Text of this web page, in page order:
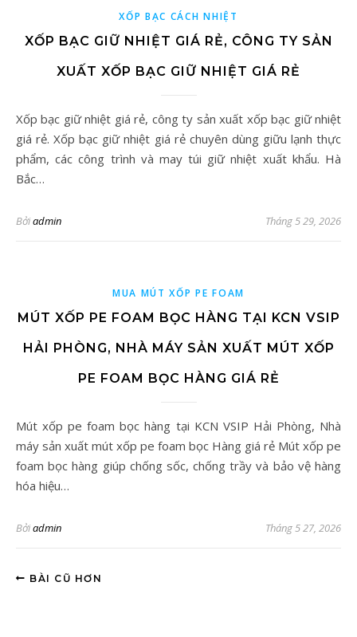
XỐP BẠC CÁCH NHIỆT
XỐP BẠC GIỮ NHIỆT GIÁ RẺ, CÔNG TY SẢN
XUẤT XỐP BẠC GIỮ NHIỆT GIÁ RẺ
Xốp bạc giữ nhiệt giá rẻ, công ty sản xuất xốp bạc giữ nhiệt
giá rẻ. Xốp bạc giữ nhiệt giá rẻ chuyên dùng giữu lạnh thực
phẩm, các công trình và may túi giữ nhiệt xuất khẩu. Hà
Bắc…
Bởiadmin Tháng 5 29, 2026
MUA MÚT XỐP PE FOAM
MÚT XỐP PE FOAM BỌC HÀNG TẠI KCN VSIP
HẢI PHÒNG, NHÀ MÁY SẢN XUẤT MÚT XỐP
PE FOAM BỌC HÀNG GIÁ RẺ
Mút xốp pe foam bọc hàng tại KCN VSIP Hải Phòng, Nhà
máy sản xuất mút xốp pe foam bọc Hàng giá rẻ Mút xốp pe
foam bọc hàng giúp chống sốc, chống trầy và bảo vệ hàng
hóa hiệu…
Bởiadmin Tháng 5 27, 2026
BÀI CŨ HƠN